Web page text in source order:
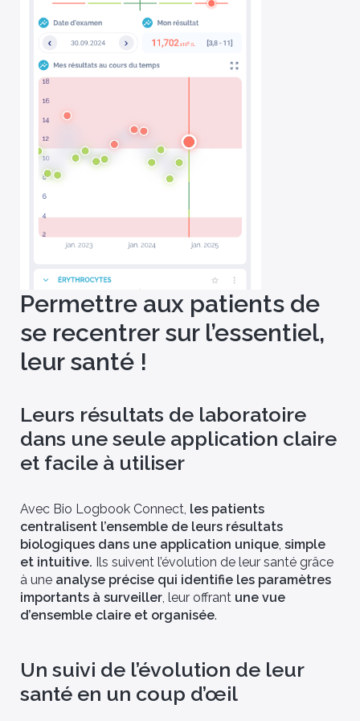
par
dans ses
avec des centres hospitaliers de
renom, des laboratoires de
biologie médicale et des
chercheurs de pointe, qui
soutiennent notre engagement
dans l’innovation et la recherche
Permettre aux patients de
se recentrer sur l’essentiel,
leur santé !
Leurs résultats de laboratoire
dans une seule application claire
et facile à utiliser
Avec Bio Logbook Connect, les patients
centralisent l’ensemble de leurs résultats
biologiques dans une application unique simple
et intuitive. Ils suivent l’évolution de leur santé grâce
à une analyse précise qui identifie les paramètres
importants à surveiller , leur offrant une vue
d’ensemble claire et organisée.
Un suivi de l’évolution de leur
santé en un coup d’œil